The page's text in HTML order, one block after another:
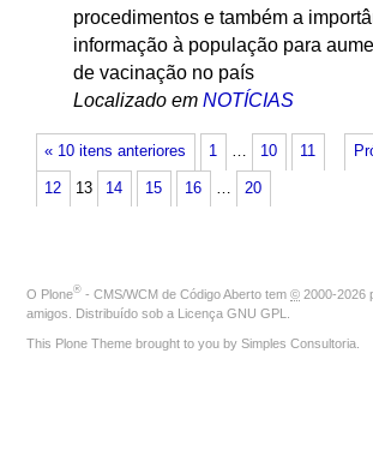
procedimentos e também a
informação à população para
de vacinação no país
Localizado em NOTÍCIAS
« 10 itens anteriores 1 … 10 11
12 13 14 15 16 … 20
O Plone® - CMS/WCM de Código Aberto tem © 2000-2026
amigos. Distribuído sob a Licença GNU GPL
This Plone Theme brought to you by Simples Consultoria